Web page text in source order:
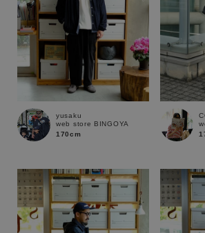
yusaku
web store BINGOYA
170cm